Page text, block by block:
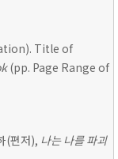
Title of
(pp. Page Range of
(편저), 나는 나를 파괴